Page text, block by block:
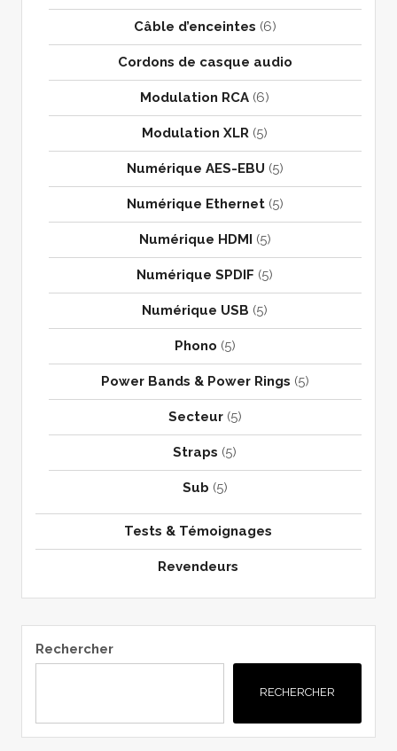
Câble d’enceintes (6)
Cordons de casque audio
Modulation RCA (6)
Modulation XLR (5)
Numérique AES-EBU (5)
Numérique Ethernet(5)
Numérique HDMI (5)
Numérique SPDIF (5)
Numérique USB (5)
Phono (5)
Power Bands & Power Rings (5)
Secteur(5)
Straps (5)
Sub (5)
Tests & Témoignages
Revendeurs
Rechercher
RECHERCHER